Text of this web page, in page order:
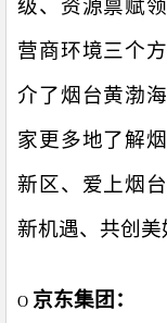
级、资源禀赋
营商环境三个
介了烟台黄渤
家更多地了解
新区、爱上烟
新机遇、共创美
O 京东集团：